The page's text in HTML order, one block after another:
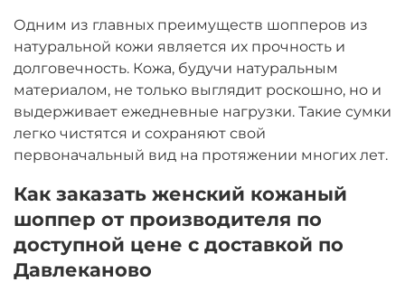
Одним из главных преимуществ шопперов из
натуральной кожи является их прочность и
долговечность. Кожа, будучи натуральным
материалом, не только выглядит роскошно, но и
выдерживает ежедневные нагрузки. Такие сумки
легко чистятся и сохраняют свой
первоначальный вид на протяжении многих лет.
Как заказать женский кожаный
шоппер от производителя по
доступной цене с доставкой по
Давлеканово